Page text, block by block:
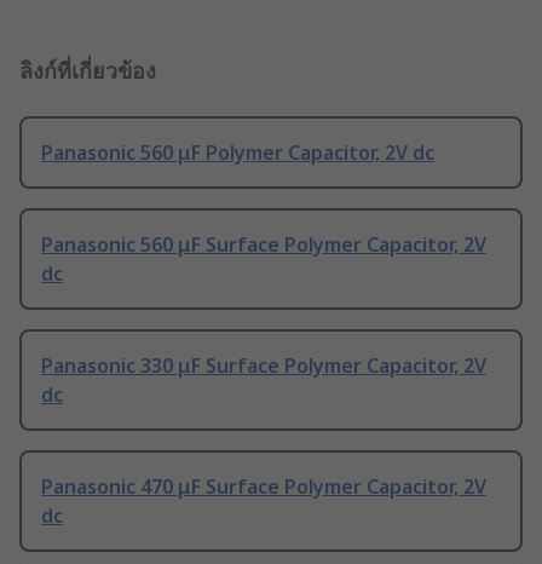
ลิงก์ที่เกี่ยวข้อง
Panasonic 560 μF Polymer Capacitor, 2V dc
Panasonic 560 μF Surface Polymer Capacitor, 2V
dc
Panasonic 330 μF Surface Polymer Capacitor, 2V
dc
Panasonic 470 μF Surface Polymer Capacitor, 2V
dc